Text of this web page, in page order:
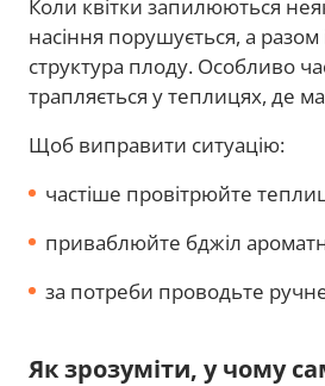
Коли квітки запилюються
насіння порушується, а
структура плоду. Особливо
трапляється у теплицях, де
Щоб виправити ситуацію:
частіше провітрюйте
приваблюйте бджіл
за потреби проводьте
Як зрозуміти, у чому